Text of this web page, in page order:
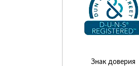
Знак доверия